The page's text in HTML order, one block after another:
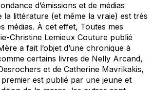
d’émissions et de médias
la littérature (et même la vraie) est très
médias. À cet effet, Toutes mes
Christine Lemieux Couture publié
a fait l’objet d’une chronique à
certains livres de Nelly Arcand,
et de Catherine Mavrikakis,
est publié par une jeune et